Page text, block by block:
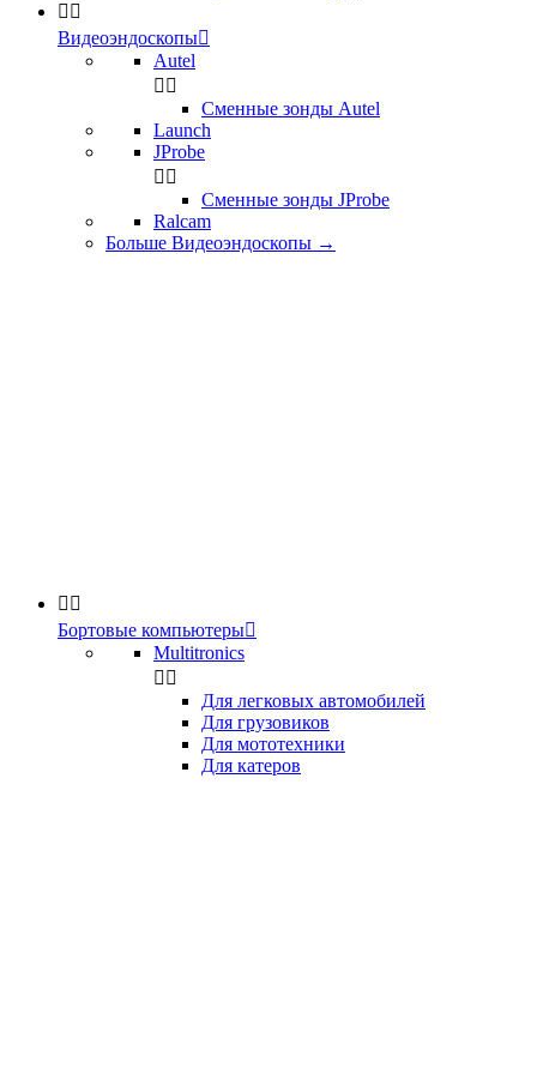
 
Видеоэндоскопы
Autel
 
Сменные зонды Autel
Launch
JProbe
 
Сменные зонды JProbe
Ralcam
Больше Видеоэндоскопы →
 
Бортовые компьютеры
Multitronics
 
Для легковых автомобилей
Для грузовиков
Для мототехники
Для катеров